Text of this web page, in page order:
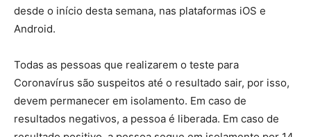
desde o início desta semana, nas plataformas iOS e
Android.
Todas as pessoas que realizarem o teste para
Coronavírus são suspeitos até o resultado sair, por isso,
devem permanecer em isolamento. Em caso de
resultados negativos, a pessoa é liberada. Em caso de